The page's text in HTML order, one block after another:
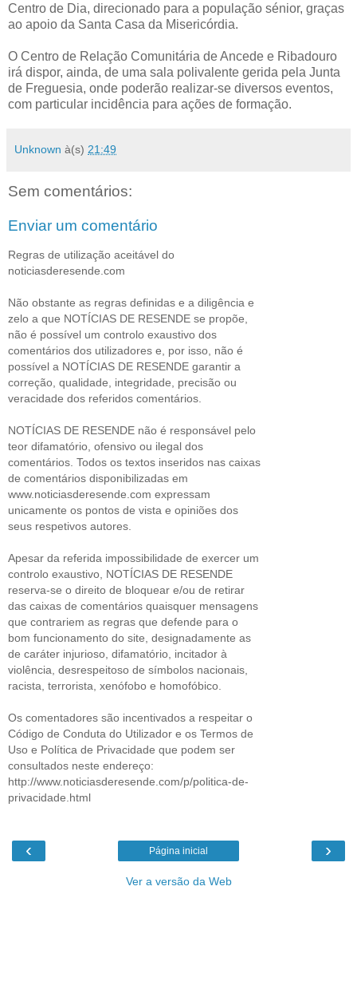
Centro de Dia, direcionado para a população sénior, graças
ao apoio da Santa Casa da Misericórdia.
O Centro de Relação Comunitária de Ancede e Ribadouro
irá dispor, ainda, de uma sala polivalente gerida pela Junta
de Freguesia, onde poderão realizar-se diversos eventos,
com particular incidência para ações de formação.
Unknown à(s) 21:49
Sem comentários:
Enviar um comentário
Regras de utilização aceitável do
noticiasderesende.com
Não obstante as regras definidas e a diligência e
zelo a que NOTÍCIAS DE RESENDE se propõe,
não é possível um controlo exaustivo dos
comentários dos utilizadores e, por isso, não é
possível a NOTÍCIAS DE RESENDE garantir a
correção, qualidade, integridade, precisão ou
veracidade dos referidos comentários.
NOTÍCIAS DE RESENDE não é responsável pelo
teor difamatório, ofensivo ou ilegal dos
comentários. Todos os textos inseridos nas caixas
de comentários disponibilizadas em
www.noticiasderesende.com expressam
unicamente os pontos de vista e opiniões dos
seus respetivos autores.
Apesar da referida impossibilidade de exercer um
controlo exaustivo, NOTÍCIAS DE RESENDE
reserva-se o direito de bloquear e/ou de retirar
das caixas de comentários quaisquer mensagens
que contrariem as regras que defende para o
bom funcionamento do site, designadamente as
de caráter injurioso, difamatório, incitador à
violência, desrespeitoso de símbolos nacionais,
racista, terrorista, xenófobo e homofóbico.
Os comentadores são incentivados a respeitar o
Código de Conduta do Utilizador e os Termos de
Uso e Política de Privacidade que podem ser
consultados neste endereço:
http://www.noticiasderesende.com/p/politica-de-
privacidade.html
‹ ›
Página inicial
Ver a versão da Web